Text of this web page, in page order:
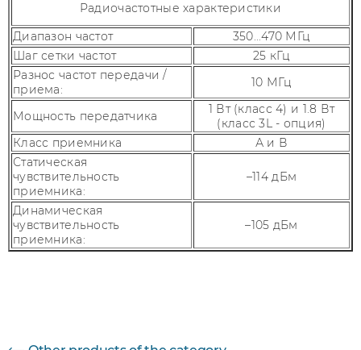
Радиочастотные характеристики
Диапазон частот
350...470 МГц
Шаг сетки частот
25 кГц
Разнос частот передачи /
приема:
10 МГц
Мощность передатчика
1 Вт (класс 4) и 1.8 Вт
(класс 3L - опция)
Класс приемника
А и В
Статическая
чувствительность
приемника:
–114 дБм
Динамическая
чувствительность
приемника:
–105 дБм